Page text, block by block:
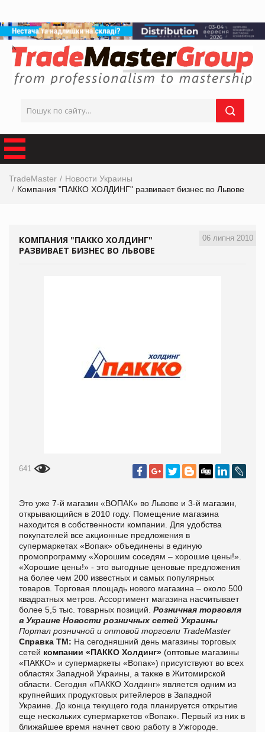
TradeMaster
Новости Украины
Компания "ПАККО ХОЛДИНГ" развивает бизнес во Львове
06 липня 2010
КОМПАНИЯ "ПАККО ХОЛДИНГ"
РАЗВИВАЕТ БИЗНЕС ВО ЛЬВОВЕ
641
Это уже 7-й магазин «ВОПАК» во Львове и 3-й магазин,
открывающийся в 2010 году. Помещение магазина
находится в собственности компании. Для удобства
покупателей все акционные предложения в
супермаркетах «Вопак» объединены в единую
промопрограмму «Хорошим соседям – хорошие цены!».
«Хорошие цены!» - это выгодные ценовые предложения
на более чем 200 известных и самых популярных
товаров. Торговая площадь нового магазина – около 500
квадратных метров. Ассортимент магазина насчитывает
более 5,5 тыс. товарных позиций. Розничная торговля
в Украине Новости розничных сетей Украины
Портал розничной и оптовой торговли TradeMaster
Справка ТМ: На сегодняшний день магазины торговых
сетей компании «ПАККО Холдинг» (оптовые магазины
«ПАККО» и супермаркеты «Вопак») присутствуют во всех
областях Западной Украины, а также в Житомирской
области. Сегодня «ПАККО Холдинг» является одним из
крупнейших продуктовых ритейлеров в Западной
Украине. До конца текущего года планируется открытие
еще нескольких супермаркетов «Вопак». Первый из них в
ближайшее время начнет свою работу в Ужгороде.